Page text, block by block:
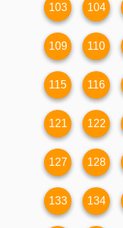
103 104
109 110
115 116
121 122
127 128
133 134